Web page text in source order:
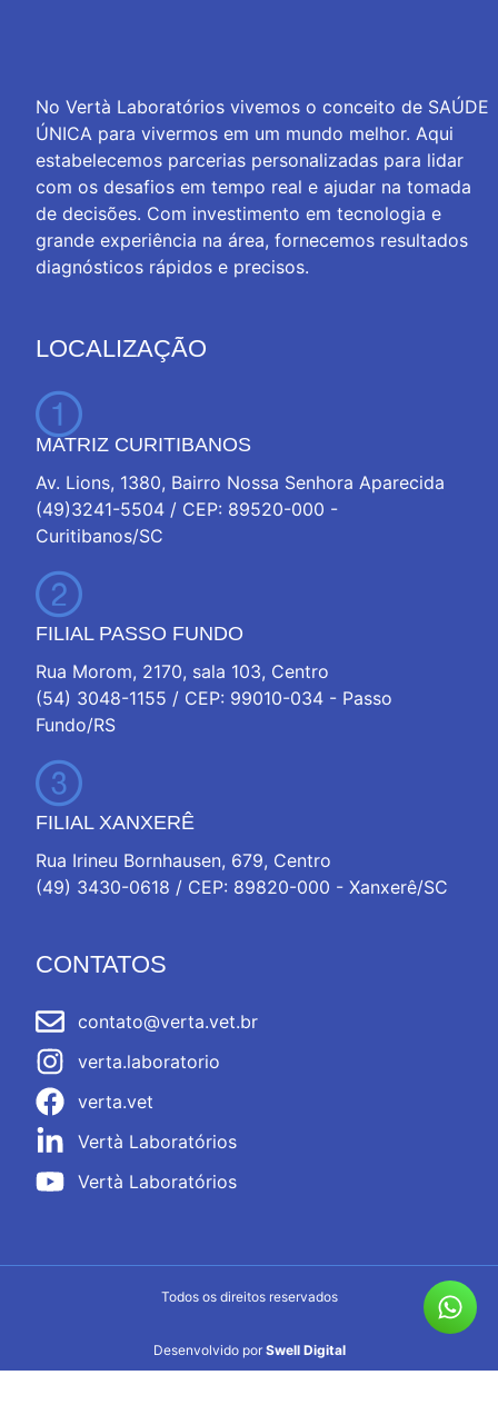
No Vertà Laboratórios vivemos o conceito de SAÚDE
ÚNICA para vivermos em um mundo melhor. Aqui
estabelecemos parcerias personalizadas para lidar
com os desafios em tempo real e ajudar na tomada
de decisões. Com investimento em tecnologia e
grande experiência na área, fornecemos resultados
diagnósticos rápidos e precisos.
LOCALIZAÇÃO
MATRIZ CURITIBANOS
Av. Lions, 1380, Bairro Nossa Senhora Aparecida
(49)3241-5504 / CEP: 89520-000 -
Curitibanos/SC
FILIAL PASSO FUNDO
Rua Morom, 2170, sala 103, Centro
(54) 3048-1155 / CEP: 99010-034 - Passo
Fundo/RS
FILIAL XANXERÊ
Rua Irineu Bornhausen, 679, Centro
(49) 3430-0618 / CEP: 89820-000 - Xanxerê/SC
CONTATOS
contato@verta.vet.br
verta.laboratorio
verta.vet
Vertà Laboratórios
Vertà Laboratórios
Todos os direitos reservados
Desenvolvido por Swell Digital